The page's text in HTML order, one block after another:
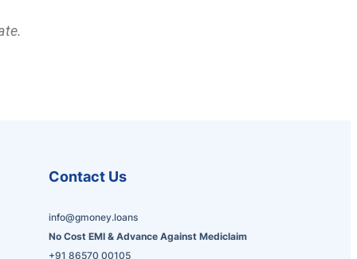
Contact Us
info@gmoney.loans
No Cost EMI & Advance Against Mediclaim
+91 86570 00105